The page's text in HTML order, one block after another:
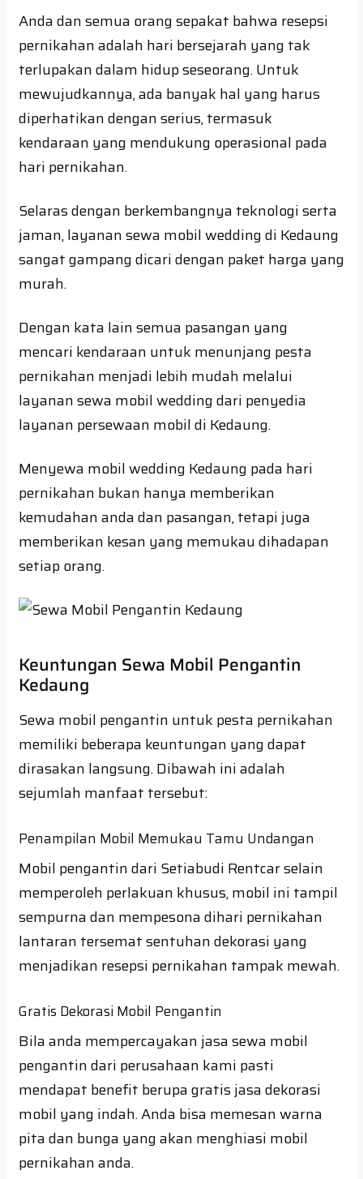
Anda dan semua orang sepakat bahwa resepsi
pernikahan adalah hari bersejarah yang tak
terlupakan dalam hidup seseorang. Untuk
mewujudkannya, ada banyak hal yang harus
diperhatikan dengan serius, termasuk
kendaraan yang mendukung operasional pada
hari pernikahan.
Selaras dengan berkembangnya teknologi serta
jaman, layanan sewa mobil wedding di Kedaung
sangat gampang dicari dengan paket harga yang
murah.
Dengan kata lain semua pasangan yang
mencari kendaraan untuk menunjang pesta
pernikahan menjadi lebih mudah melalui
layanan sewa mobil wedding dari penyedia
layanan persewaan mobil di Kedaung.
Menyewa mobil wedding Kedaung pada hari
pernikahan bukan hanya memberikan
kemudahan anda dan pasangan, tetapi juga
memberikan kesan yang memukau dihadapan
setiap orang.
Keuntungan Sewa Mobil Pengantin
Kedaung
Sewa mobil pengantin untuk pesta pernikahan
memiliki beberapa keuntungan yang dapat
dirasakan langsung. Dibawah ini adalah
sejumlah manfaat tersebut:
Penampilan Mobil Memukau Tamu Undangan
Mobil pengantin dari Setiabudi Rentcar selain
memperoleh perlakuan khusus, mobil ini tampil
sempurna dan mempesona dihari pernikahan
lantaran tersemat sentuhan dekorasi yang
menjadikan resepsi pernikahan tampak mewah.
Gratis Dekorasi Mobil Pengantin
Bila anda mempercayakan jasa sewa mobil
pengantin dari perusahaan kami pasti
mendapat benefit berupa gratis jasa dekorasi
mobil yang indah. Anda bisa memesan warna
pita dan bunga yang akan menghiasi mobil
pernikahan anda.